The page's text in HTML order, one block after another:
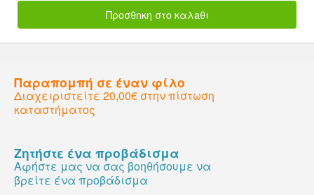
Προσθnκη στο καλaθι
Παραπομπή σε έναν φίλο
Διαχειριστείτε 20,00€ στην πίστωση
καταστήματος
Ζητήστε ένα προβάδισμα
Αφήστε μας να σας βοηθήσουμε να
βρείτε ένα προβάδισμα